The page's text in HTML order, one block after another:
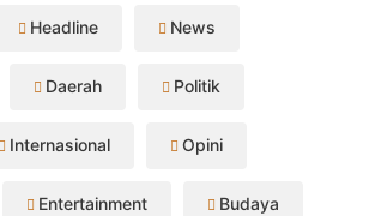
Headline News
Daerah Politik
Internasional Opini
Entertainment Budaya